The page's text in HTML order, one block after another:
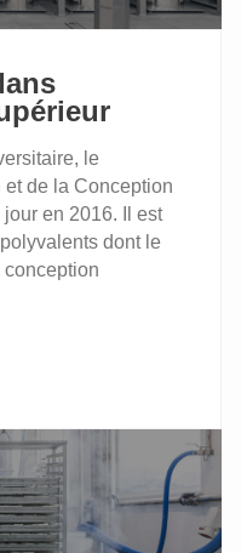
le
et de la Conception
en 2016. Il est
dont le